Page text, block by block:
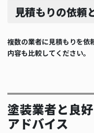
見積もりの依頼
複数の業者に見積もりを依
内容も比較してください。
塗装業者と良
アドバイス